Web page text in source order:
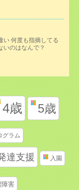
い 何度も指摘してる
いのはなんで？
4歳 5歳
グラム
達支援 入園
障害